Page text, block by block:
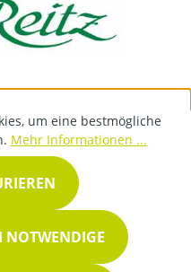
um eine bestmögliche
Mehr Informationen ...
NOTWENDIGE